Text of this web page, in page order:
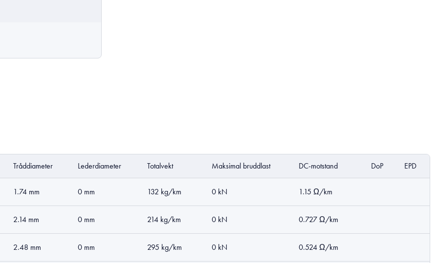
Tråddiameter Lederdiameter Totalvekt Maksimal bruddlast DC-motstand DoP EPD
1.74 mm 0 mm 132 kg/km 0 kN 1.15 Ω/km
2.14 mm 0 mm 214 kg/km 0 kN 0.727 Ω/km
2.48 mm 0 mm 295 kg/km 0 kN 0.524 Ω/km